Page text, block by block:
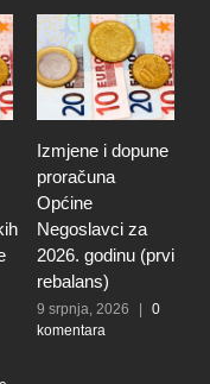
Izmjene i dopune
proračuna
Općine
Negoslavci za
2026. godinu (prvi
rebalans)
9 srpnja, 2026
0
komentara